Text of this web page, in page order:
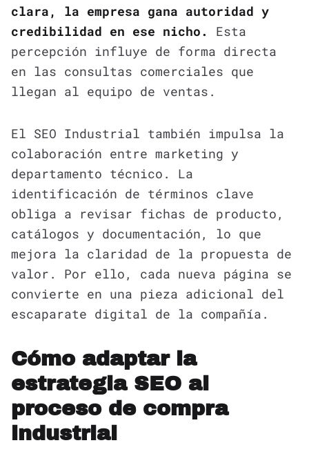
clara, la empresa gana autoridad y
credibilidad en ese nicho.
Esta
percepción influye de forma directa
en las consultas comerciales que
llegan al equipo de ventas.
El SEO Industrial también impulsa la
colaboración entre marketing y
departamento técnico. La
identificación de términos clave
obliga a revisar fichas de producto,
catálogos y documentación, lo que
mejora la claridad de la propuesta de
valor. Por ello, cada nueva página se
convierte en una pieza adicional del
escaparate digital de la compañía.
Cómo adaptar la
estrategia SEO al
proceso de compra
industrial